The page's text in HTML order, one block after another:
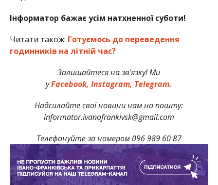
Інформатор бажає усім натхненної суботи!
Читати також: Готуємось до переведення
годинників на літній час?
Залишайтеся на зв’язку! Ми
уFacebook, Instagram, Telegram.
Надсилайте свої новини нам на пошту:
informator.ivanofrankivsk@gmail.com
Телефонуйте за номером 096 989 60 87